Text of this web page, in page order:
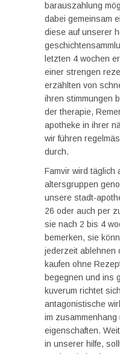
barauszahlung
dabei gemeinsam
diese auf unserer
letzten 4 wochen
einer strengen
erzählten von
ihren stimmungen
der therapie,
apotheke in ihrer
wir führen
durch.
Famvir wird täglich
altersgruppen
unsere stadt-
26 oder auch per
sie nach 2 bis 4
bemerken, sie
jederzeit ablehnen
kaufen ohne
begegnen und ins
kuverum richtet
antagonistische
im
eigenschaften.
in unserer hilfe,